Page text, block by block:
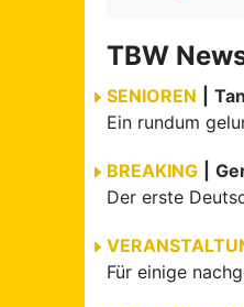
TBW
SENIOREN
BREAKING